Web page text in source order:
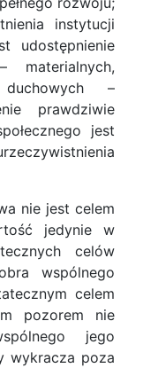
instytucji
udostępnienie
materialnych,
–
prawdziwie
jest
nie jest celem
jedynie w
celów
wspólnego
celem
pozorem nie
jego
wykracza poza